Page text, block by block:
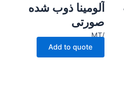
آلومینا ذوب شده
صورتی
/MT
Add to quote